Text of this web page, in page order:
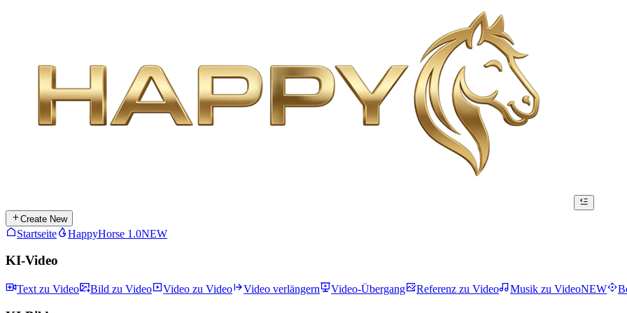
Create New
Startseite HappyHorse 1.0NEW
KI-Video
Text zu Video Bild zu Video Video zu Video Video verlängern Video-Übergang Referenz zu Video Musik zu VideoNEW